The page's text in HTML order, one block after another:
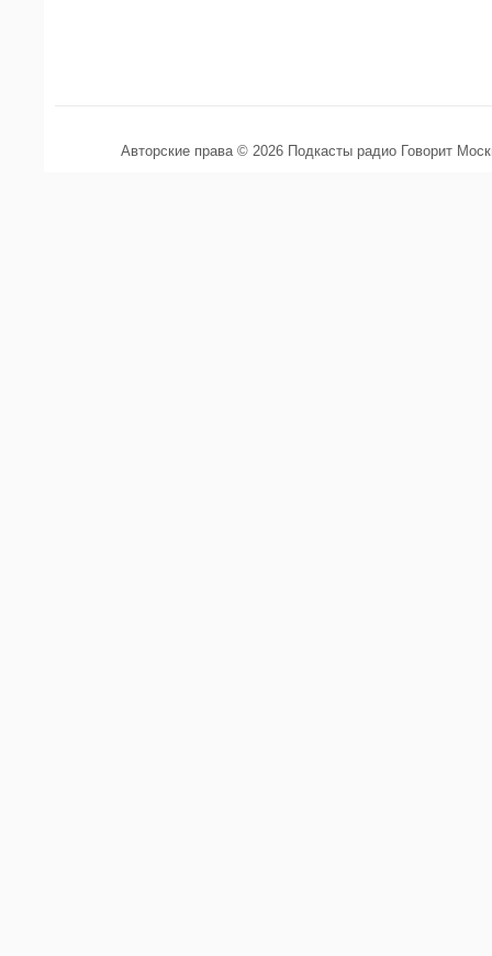
Авторские права © 2026 Подкасты радио Говорит